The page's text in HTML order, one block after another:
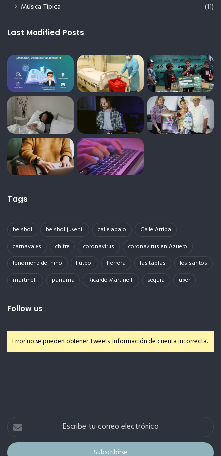
Música Típica
(11)
Last Modified Posts
Tags
beisbol beisbol juvenil calle abajo
Calle Arriba
carnavales
chitre coronavirus
coronavirus en Azuero
fenomeno del niño
Futbol Herrera las tablas
los santos
martinelli
panama Ricardo Martinelli sequia uber
Follow us
Error no se pueden obtener Tweets, información de cuenta incorrecta.
Escribe
correo
electrónico